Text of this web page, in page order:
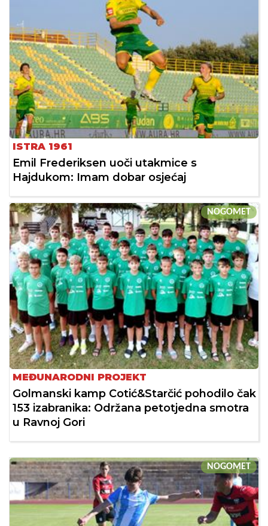
ISTRA 1961
Emil Frederiksen uoči utakmice s
Hajdukom: Imam dobar osjećaj
NOGOMET
MEĐUNARODNI PROJEKT
Golmanski kamp Cotić&Starčić pohodilo čak
153 izabranika: Održana petotjedna smotra
u Ravnoj Gori
NOGOMET